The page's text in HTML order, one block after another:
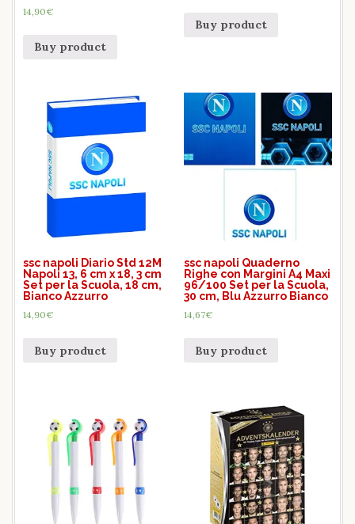
14,90€
Buy product
Buy product
ssc napoli Diario Std 12M
Napoli 13, 6 cm x 18, 3 cm
Set per la Scuola, 18 cm,
Bianco Azzurro
14,90€
Buy product
ssc napoli Quaderno
Righe con Margini A4 Maxi
96/100 Set per la Scuola,
30 cm, Blu Azzurro Bianco
14,67€
Buy product